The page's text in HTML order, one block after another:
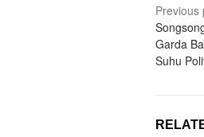
Post
Previous
Garda
Suhu